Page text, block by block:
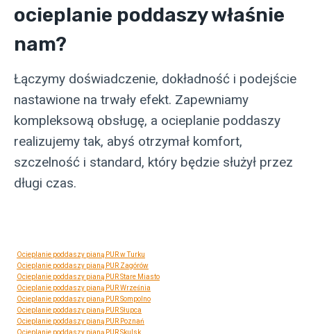
ocieplanie poddaszy właśnie
nam?
Łączymy doświadczenie, dokładność i podejście
nastawione na trwały efekt. Zapewniamy
kompleksową obsługę, a ocieplanie poddaszy
realizujemy tak, abyś otrzymał komfort,
szczelność i standard, który będzie służył przez
długi czas.
Ocieplanie poddaszy pianą PUR w Turku
Ocieplanie poddaszy pianą PUR Zagórów
Ocieplanie poddaszy pianą PUR Stare Miasto
Ocieplanie poddaszy pianą PUR Września
Ocieplanie poddaszy pianą PUR Sompolno
Ocieplanie poddaszy pianą PUR Słupca
Ocieplanie poddaszy pianą PUR Poznań
Ocieplanie poddaszy pianą PUR Skulsk